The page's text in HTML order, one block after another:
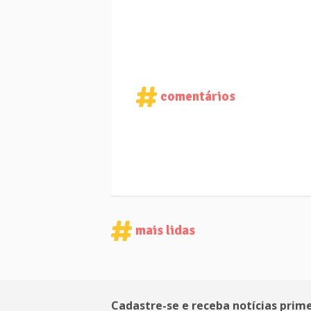
comentários
mais lidas
Cadastre-se e receba notícias